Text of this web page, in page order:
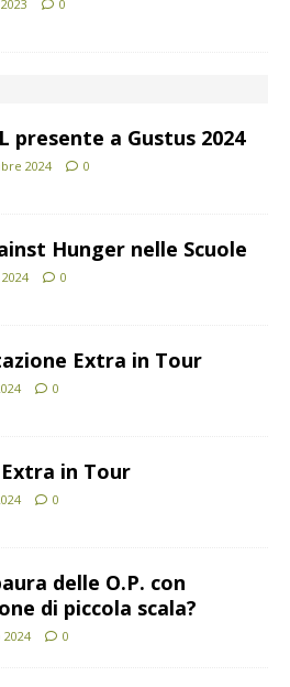
0
presente a Gustus 2024
2024 0
Hunger nelle Scuole
0
Extra in Tour
0
in Tour
0
delle O.P. con
di piccola scala?
2024 0